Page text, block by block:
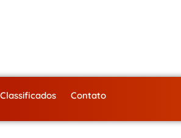
Classificados Contato